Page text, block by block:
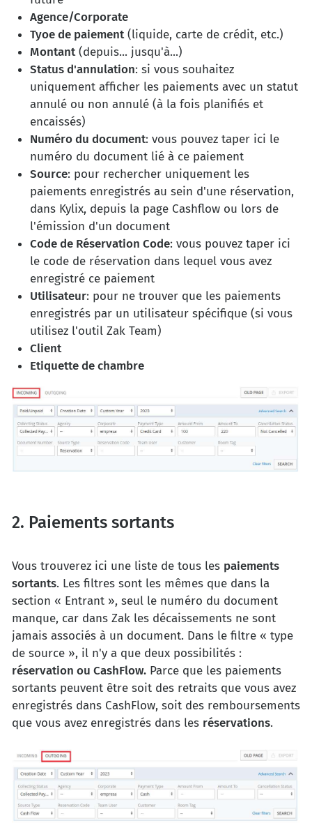
Agence/Corporate
Tyoe de paiement(liquide, carte de crédit, etc.)
Montant(depuis... jusqu'à...)
Status d'annulation: si vous souhaitez
uniquement afficher les paiements avec un statut
annulé ou non annulé (à la fois planifiés et
encaissés)
Numéro du document: vous pouvez taper ici le
numéro du document lié à ce paiement
Source: pour rechercher uniquement les
paiements enregistrés au sein d'une réservation,
dans Kylix, depuis la page Cashflow ou lors de
l'émission d'un document
Code de Réservation Code: vous pouvez taper ici
le code de réservation dans lequel vous avez
enregistré ce paiement
Utilisateur: pour ne trouver que les paiements
enregistrés par un utilisateur spécifique (si vous
utilisez l'outil Zak Team)
Client
Etiquette de chambre
2. Paiements sortants
Vous trouverez ici une liste de tous les paiements
sortants. Les filtres sont les mêmes que dans la
section « Entrant », seul le numéro du document
manque, car dans Zak les décaissements ne sont
jamais associés à un document. Dans le filtre « type
de source », il n'y a que deux possibilités :
réservation ou CashFlow. Parce que les paiements
sortants peuvent être soit des retraits que vous avez
enregistrés dans CashFlow, soit des remboursements
que vous avez enregistrés dans les réservations.